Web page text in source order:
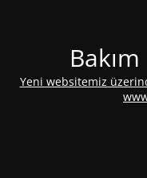
Yeni websitemiz